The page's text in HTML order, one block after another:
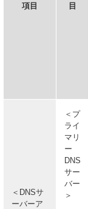
項目
目
＜DNSサ
ーバーア
＜プ
ライ
マリ
ー
DNS
サー
バー
＞